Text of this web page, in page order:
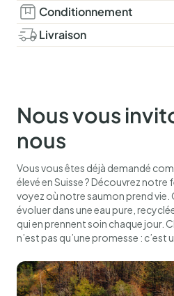
Ingrédients :
Vinaigre de cidre
de pomme 50 %.
250 ml.
Conditionnement
Flacon en verre.
Livraison
être passée avant 12h00, hors
fériés.
Nous vous
nous
Vous vous êtes déjà demandé
élevé en Suisse ? Découvrez notre
voyez où notre saumon prend vie.
évoluer dans une eau pure,
qui en prennent soin chaque jour.
n’est pas qu’une promesse : c’est